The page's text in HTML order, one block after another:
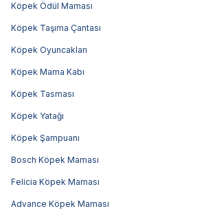
Köpek Ödül Maması
Köpek Taşıma Çantası
Köpek Oyuncakları
Köpek Mama Kabı
Köpek Tasması
Köpek Yatağı
Köpek Şampuanı
Bosch Köpek Maması
Felicia Köpek Maması
Advance Köpek Maması